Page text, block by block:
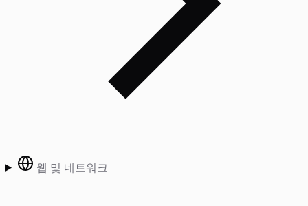
웹 및 네트워크